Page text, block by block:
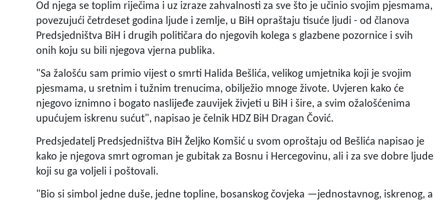
Od njega se toplim riječima i uz izraze zahvalnosti za sve što je učinio svojim pjesmama,
povezujući četrdeset godina ljude i zemlje, u BiH opraštaju tisuće ljudi - od članova
Predsjedništva BiH i drugih političara do njegovih kolega s glazbene pozornice i svih
onih koju su bili njegova vjerna publika.
"Sa žalošću sam primio vijest o smrti Halida Bešlića, velikog umjetnika koji je svojim
pjesmama, u sretnim i tužnim trenucima, obilježio mnoge živote. Uvjeren kako će
njegovo iznimno i bogato naslijeđe zauvijek živjeti u BiH i šire, a svim ožalošćenima
upućujem iskrenu sućut", napisao je čelnik HDZ BiH Dragan Čović.
Predsjedatelj Predsjedništva BiH Željko Komšić u svom oproštaju od Bešlića napisao je
kako je njegova smrt ogroman je gubitak za Bosnu i Hercegovinu, ali i za sve dobre ljude
koji su ga voljeli i poštovali.
"Bio si simbol jedne duše, jedne topline, bosanskog čovjeka —jednostavnog, iskrenog, a